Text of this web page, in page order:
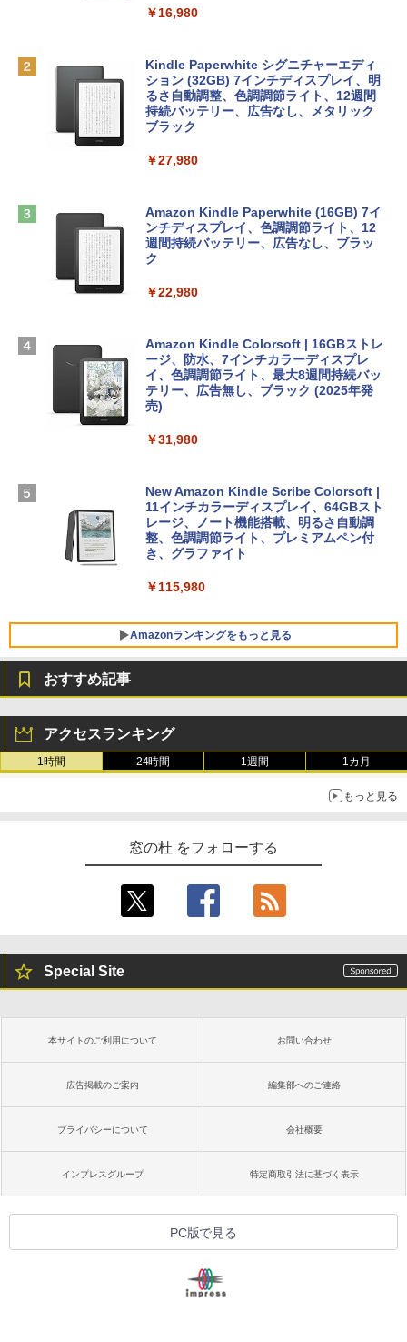
tomtoc 360°保護 15.6 16インチ パソコ
ンケース Dell NEC Lavie ASUS HP dyna
book Lenovo対応
13インチノートブック：AIとApple Intell
igence、13.6インチLiquid Retinaディ
スプレイ、16GBユニファイドメモリ、1
TB SSDストレージ、12MPセンターフレ
D - ミッドナイト
【Amazon.co.jp限定】 HP ノートパソコ
ン 15-fd 15.6インチ 16GBメモリ 512GB
SSD インテル Core 5
￥129,800
FMV ノートパソコン WE1-K3 (MS 365 P
ersonal/Copilotキー搭載/Win 11/15.6型/
Core i5/16GB/SSD 512GB/ホワイト) FM
VWK3E15W_AZ
定バーチャルアイテムを含む】 【オンラ
インゲームコード】 ロブロックス |オン
ラインコード版
￥1,600
インゲームコード】 ロブロックス | オン
ラインコード版
￥3,200
ows11、10/mac対応|PC2台
￥39,582
ト): Java & Bedrock Edition | オンライ
￥3,600
￥1,292
非エンジニア 初心者 素人 でも安心 使い
めのAIコーディング入門シリーズ
￥99
AIイラスト表現辞典: 思い通りの絵を引き
￥480
FM TOWNS ハイパー・カタログ: 本体ハ
ェクトリストと最新エミュレータ紹介
￥16,980
Kindle Paperwhite シグニチャーエディ
ション (32GB) 7インチディスプレイ、明
るさ自動調整、色調調節ライト、12週間
持続バッテリー、広告なし、メタリック
ブラック
￥27,980
Amazon Kindle Paperwhite (16GB) 7イ
ンチディスプレイ、色調調節ライト、12
週間持続バッテリー、広告なし、ブラッ
ク
￥22,980
Amazon Kindle Colorsoft | 16GBストレ
ージ、防水、7インチカラーディスプレ
イ、色調調節ライト、最大8週間持続バッ
テリー、広告無し、ブラック (2025年発
売)
￥31,980
New Amazon Kindle Scribe Colorsoft |
11インチカラーディスプレイ、64GBスト
レージ、ノート機能搭載、明るさ自動調
整、色調調節ライト、プレミアムペン付
き、グラファイト
￥115,980
Amazonランキングをもっと見る
おすすめ記事
アクセスランキング
1時間 24時間 1週間 1カ月
もっと見る
窓の杜 をフォローする
Special Site
本サイトのご利用について お問い合わせ
広告掲載のご案内 編集部へのご連絡
プライバシーについて 会社概要
インプレスグループ 特定商取引法に基づく表示
PC版で見る